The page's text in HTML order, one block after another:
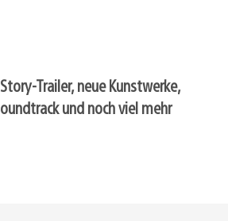
Trailer, neue Kunstwerke,
und noch viel mehr